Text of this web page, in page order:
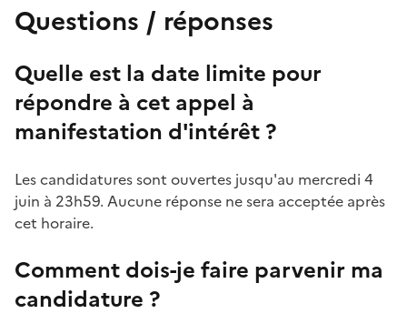
Questions / réponses
Quelle est la date limite pour
répondre à cet appel à
manifestation d'intérêt ?
Les candidatures sont ouvertes jusqu'au mercredi 4
juin à 23h59. Aucune réponse ne sera acceptée après
cet horaire.
Comment dois-je faire parvenir ma
candidature ?